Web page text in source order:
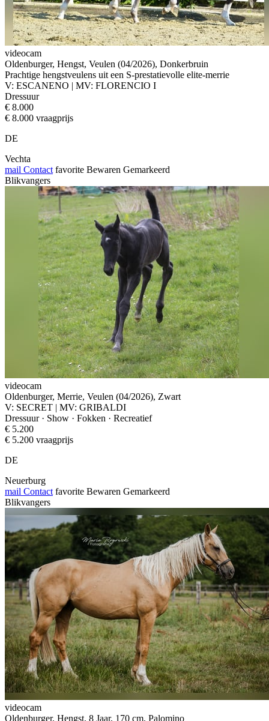
videocam
Oldenburger, Hengst, Veulen (04/2026), Donkerbruin
Prachtige hengstveulens uit een S-prestatievolle elite-merrie
V: ESCANENO | MV: FLORENCIO I
Dressuur
€ 8.000
€ 8.000 vraagprijs
DE
Vechta
mail Contact favorite Bewaren Gemarkeerd
Blikvangers
videocam
Oldenburger, Merrie, Veulen (04/2026), Zwart
V: SECRET | MV: GRIBALDI
Dressuur · Show · Fokken · Recreatief
€ 5.200
€ 5.200 vraagprijs
DE
Neuerburg
mail Contact favorite Bewaren Gemarkeerd
Blikvangers
videocam
Oldenburger, Hengst, 8 Jaar, 170 cm, Palomino